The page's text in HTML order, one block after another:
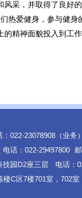
风采，并取得了良好
爱健身，参与健身
的精神面貌投入到工
：022-23078908（业务
电话：022-29497800
技园D2座三层
电话：
C区7楼701室，702